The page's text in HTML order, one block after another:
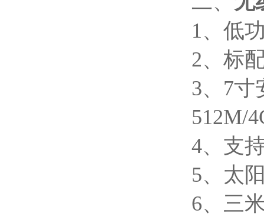
1、低
2、标
3、7寸
512M/
4、支
5、太
6、三